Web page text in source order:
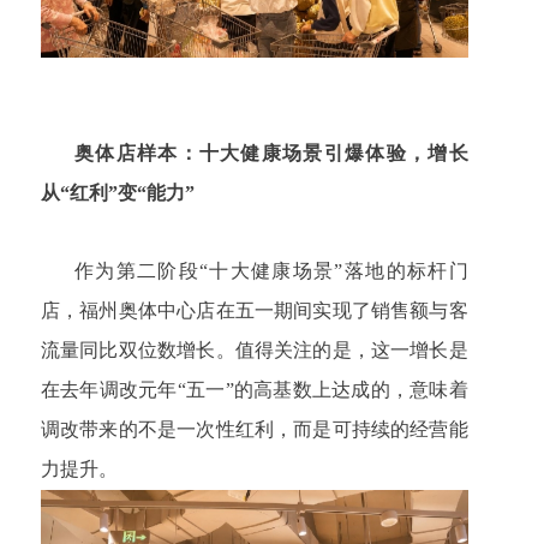
奥体店样本：十大健康场景引爆体验，增长
从“红利”变“能力”
作为第二阶段“十大健康场景”落地的标杆门
店，福州奥体中心店在五一期间实现了销售额与客
流量同比双位数增长。值得关注的是，这一增长是
在去年调改元年“五一”的高基数上达成的，意味着
调改带来的不是一次性红利，而是可持续的经营能
力提升。